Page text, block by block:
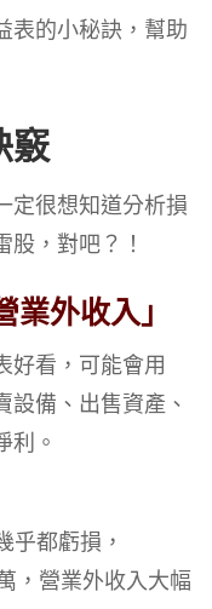
表的小秘訣，幫助
竅
定很想知道分析損
，對吧？！
外收入」
好看，可能會用
設備、出售資產、
利。
乎都虧損，
，營業外收入大幅